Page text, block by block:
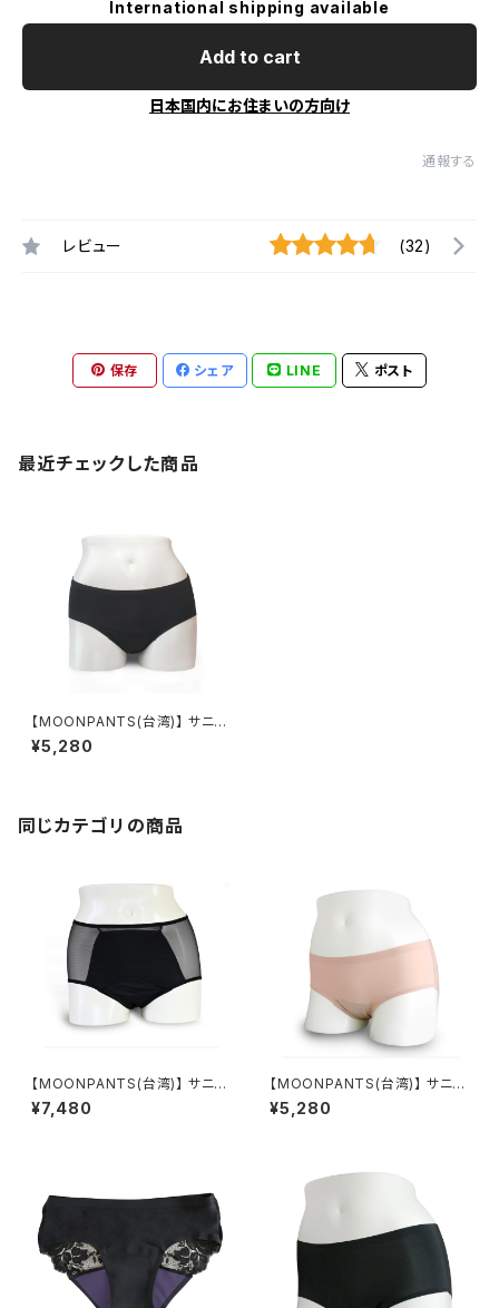
International shipping available
Add to cart
日本国内にお住まいの方向け
通報する
レビュー (32)
保存 シェア LINE ポスト
最近チェックした商品
【MOONPANTS(台湾)】 サニタ
リーショーツ ムーンパンツデイ
タイムブラック(クロッチカラーブ
¥5,280
同じカテゴリの商品
【MOONPANTS(台湾)】 サニタ
リーショーツ ムーンパンツハイ
ウエストブラック
¥7,480
【MOONPANTS(台湾)】 サニタ
リーショーツ ムーンパンツデイ
タイムピーチ(クロッチカラーパ
¥5,280